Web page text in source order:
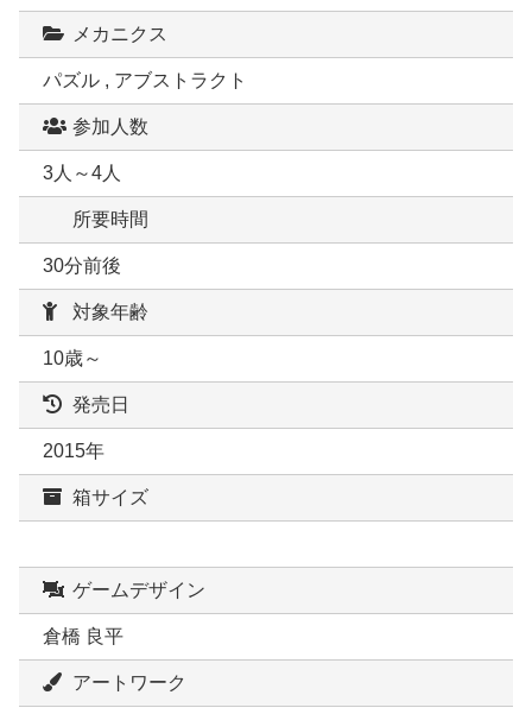
メカニクス
パズル , アブストラクト
参加人数
3人～4人
所要時間
30分前後
対象年齢
10歳～
発売日
2015年
箱サイズ
ゲームデザイン
倉橋 良平
アートワーク